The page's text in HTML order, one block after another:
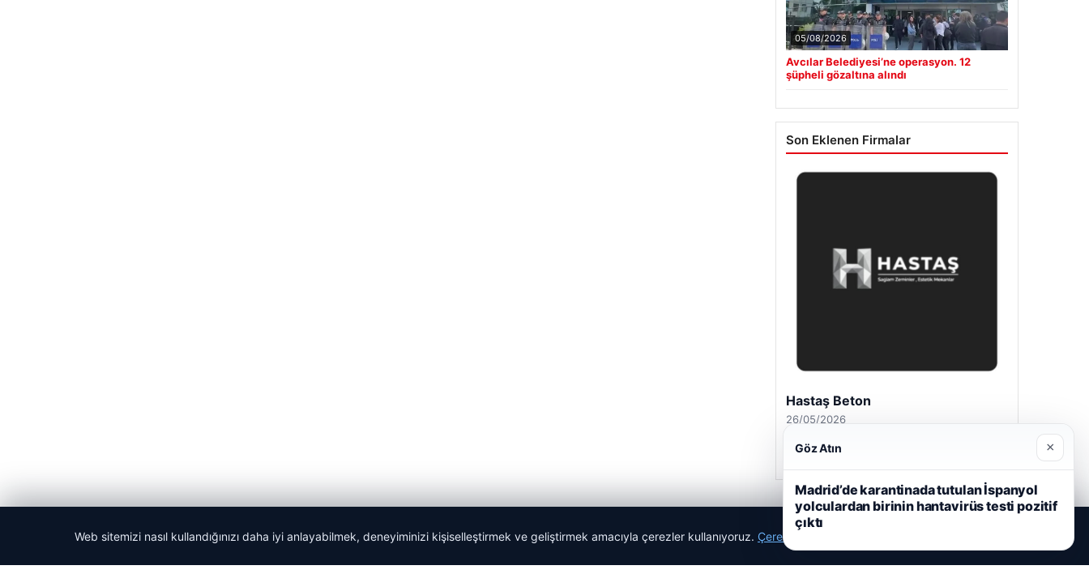
05/08/2026
Avcılar Belediyesi’ne operasyon. 12
şüpheli gözaltına alındı
Son Eklenen Firmalar
Hastaş Beton
26/05/2026
Web sitemizi nasıl kullandığınızı daha iyi anlayabilmek, deneyiminizi kişiselleştirmek ve geliştirmek amacıyla çerezler kullanıyoruz. Çerez Politikamız
Göz Atın ×
Madrid’de karantinada tutulan İspanyol
yolculardan birinin hantavirüs testi pozitif
çıktı